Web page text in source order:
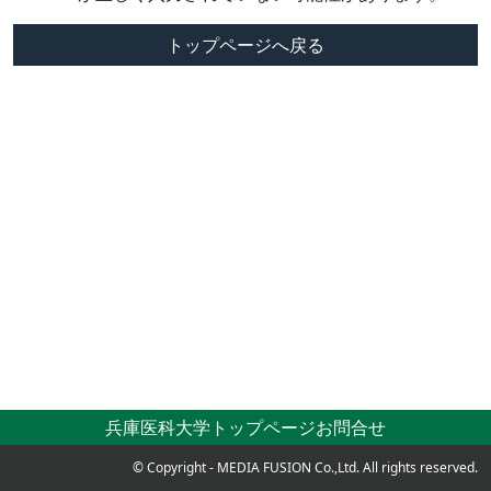
トップページへ戻る
兵庫医科大学トップページお問合せ
© Copyright - MEDIA FUSION Co.,Ltd. All rights reserved.